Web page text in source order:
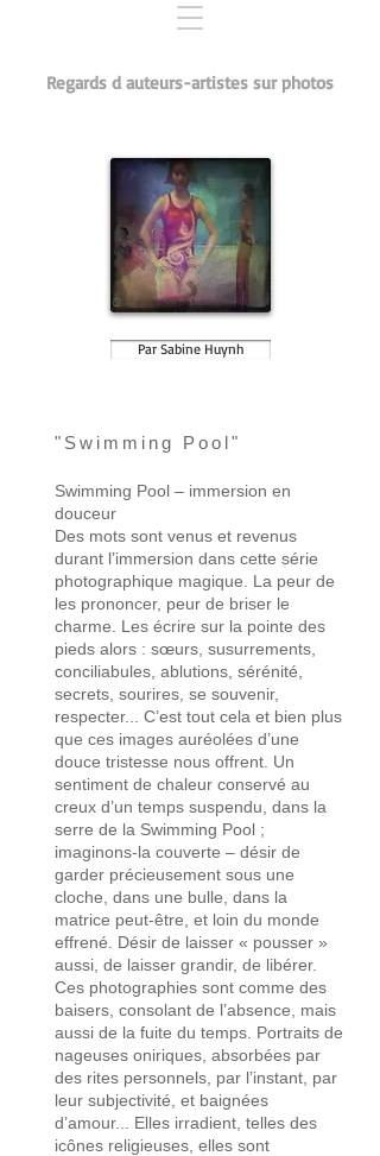
Regards d auteurs-artistes sur photos
Par Sabine Huynh
​" Swimming Pool"
​Swimming Pool – immersion en
douceur
Des mots sont venus et revenus
durant l’immersion dans cette série
photographique magique. La peur de
les prononcer, peur de briser le
charme. Les écrire sur la pointe des
pieds alors : sœurs, susurrements,
conciliabules, ablutions, sérénité,
secrets, sourires, se souvenir,
respecter... C’est tout cela et bien plus
que ces images auréolées d’une
douce tristesse nous offrent. Un
sentiment de chaleur conservé au
creux d’un temps suspendu, dans la
serre de la Swimming Pool ;
imaginons-la couverte – désir de
garder précieusement sous une
cloche, dans une bulle, dans la
matrice peut-être, et loin du monde
effrené. Désir de laisser « pousser »
aussi, de laisser grandir, de libérer.
Ces photographies sont comme des
baisers, consolant de l’absence, mais
aussi de la fuite du temps. Portraits de
nageuses oniriques, absorbées par
des rites personnels, par l’instant, par
leur subjectivité, et baignées
d’amour... Elles irradient, telles des
icônes religieuses, elles sont